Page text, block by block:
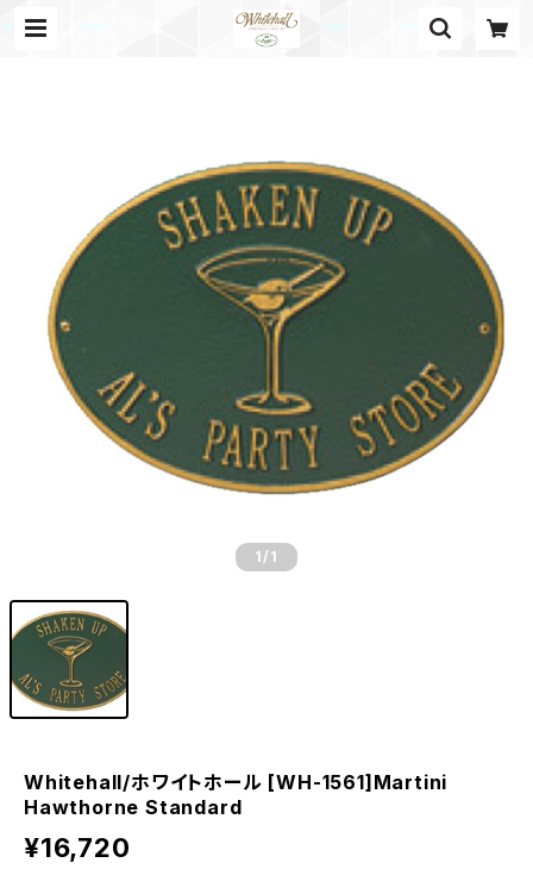
1 /1
Whitehall/ホワイトホール [WH-1561]Martini
Hawthorne Standard
¥16,720